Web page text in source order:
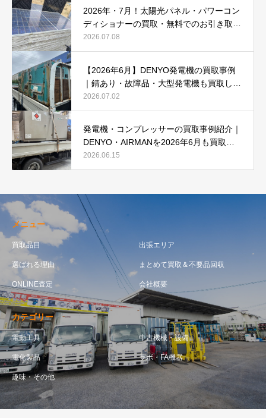
2026年・7月！太陽光パネル・パワーコン
ディショナーの買取・無料でのお引き取り
強化中です(^^♪
2026.07.08
【2026年6月】DENYO発電機の買取事例
｜錆あり・故障品・大型発電機も買取しま
した
2026.07.02
発電機・コンプレッサーの買取事例紹介｜
DENYO・AIRMANを2026年6月も買取強
化中
2026.06.15
メニュー
買取品目 出張エリア
選ばれる理由 まとめて買取＆不要品回収
ONLINE査定 会社概要
カテゴリー
電動工具 中古機械・設備
電化製品 ラボ・FA機器
趣味・その他